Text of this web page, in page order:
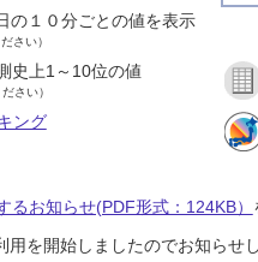
の１０分ごとの値を表示
さい）
史上1～10位の値
さい）
ング
るお知らせ(PDF形式：124KB）
を開始しましたのでお知らせ